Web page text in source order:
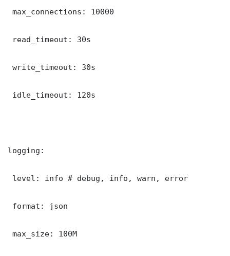
max_connections: 10000
read_timeout: 30s
write_timeout: 30s
idle_timeout: 120s
logging:
level: info # debug, info, warn, error
format: json
max_size: 100M